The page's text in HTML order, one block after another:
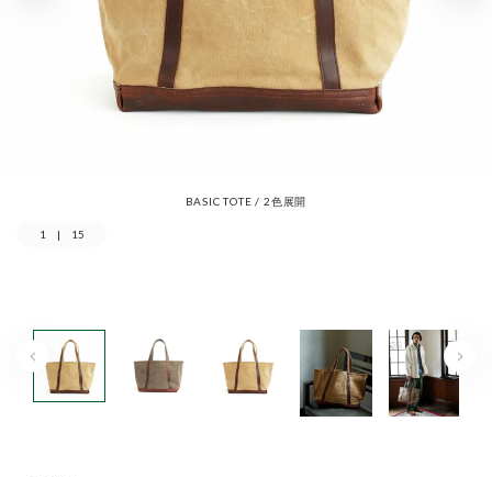
BASIC TOTE / 2色展開
1 | 15